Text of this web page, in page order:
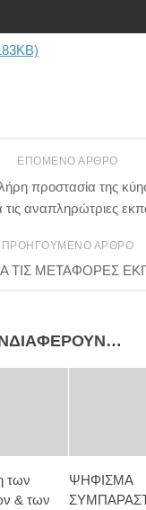
ΕΠΌΜΕΝΟ ΆΡΘΡΟ
προστασία της
τις αναπληρώτριες
ΠΡΟΗΓΟΎΜΕΝΟ ΆΡΘΡΟ
ΤΙΣ ΜΕΤΑΦΟΡΕΣ
των
& των
ΨΗΦΙΣΜΑ